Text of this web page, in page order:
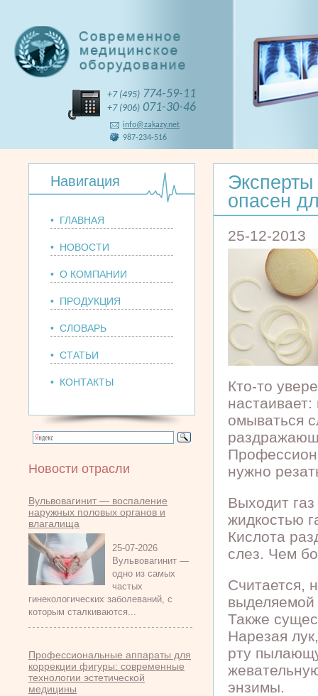
+7 (495) 774-59-11
+7 (906) 071-30-46
info@zakazy.net
987-234-516
Навигация
• ГЛАВНАЯ
• НОВОСТИ
• О КОМПАНИИ
• ПРОДУКЦИЯ
• СЛОВАРЬ
• СТАТЬИ
• КОНТАКТЫ
Новости отрасли
Вульвовагинит — воспаление
наружных половых органов и
влагалища
25-07-2026
Вульвовагинит —
одно из самых
частых
гинекологических заболеваний, с
которым сталкиваются...
Профессиональные аппараты для
коррекции фигуры: современные
технологии эстетической
медицины
опасен
25-12-2013
Кто-то
омываться
нужно
Выходит
жидкостью
Кислота
слез. Чем
Считается,
выделяемой
Также
Нарезая
рту
энзимы.